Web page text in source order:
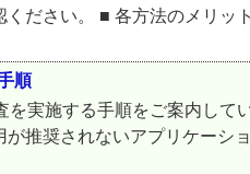
ださい。 ■ 各方法のメリッ
順
実施する手順をご案内して
推奨されないアプリケーシ